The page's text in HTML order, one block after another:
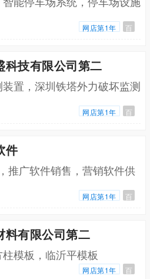
网店第1年 百
科技有限公司第二
置，深圳铁塔外力破坏监测
网店第1年 百
件
推广软件销售，营销软件供
网店第1年 百
料有限公司第二
模板，临沂平模板
网店第1年 百